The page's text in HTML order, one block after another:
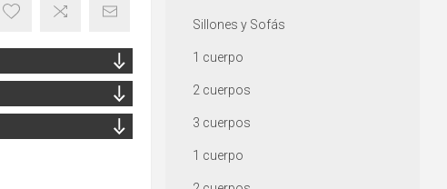
Sillones y Sofás
1 cuerpo
2 cuerpos
3 cuerpos
1 cuerpo